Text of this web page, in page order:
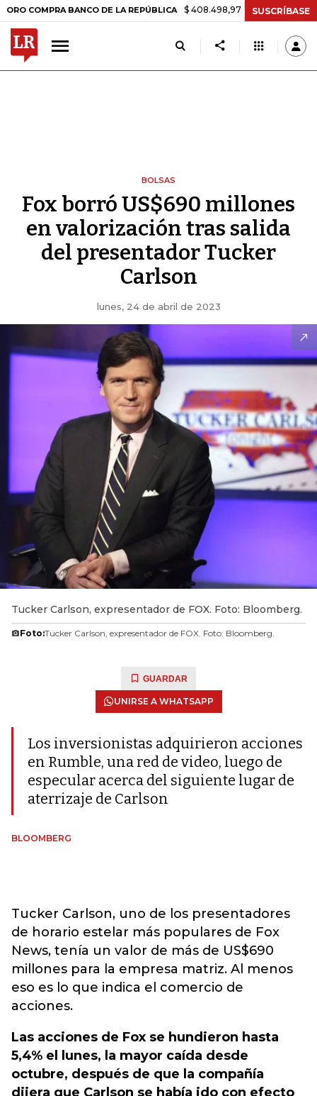
BANCO DE LA REPÚBLICA $ 408.498,97 +$ 8.753,81 +2,19%
SUSCRÍBASE
BOLSAS
Fox borró US$690 millones
en valorización tras salida
del presentador Tucker
Carlson
lunes, 24 de abril de 2023
Tucker Carlson, expresentador de FOX. Foto: Bloomberg.
Foto:Tucker Carlson, expresentador de FOX. Foto: Bloomberg.
GUARDAR
UNIRSE A WHATSAPP
Los inversionistas adquirieron acciones
en Rumble, una red de video, luego de
especular acerca del siguiente lugar de
aterrizaje de Carlson
BLOOMBERG
Tucker Carlson, uno de los presentadores
de horario estelar más populares de Fox
News, tenía un valor de más de US$690
millones para la empresa matriz. Al menos
eso es lo que indica el comercio de
acciones.
Las acciones de Fox se hundieron hasta
5,4% el lunes, la mayor caída desde
octubre, después de que la compañía
dijera que Carlson se había ido con efecto